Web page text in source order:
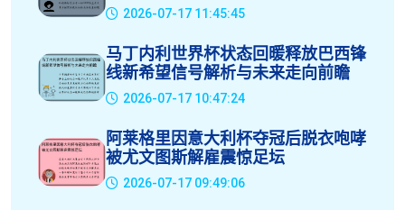
2026-07-17 11:45:45
马丁内利世界杯状态回暖释放巴西锋
线新希望信号解析与未来走向前瞻
2026-07-17 10:47:24
阿莱格里因意大利杯夺冠后脱衣咆哮
被尤文图斯解雇震惊足坛
2026-07-17 09:49:06